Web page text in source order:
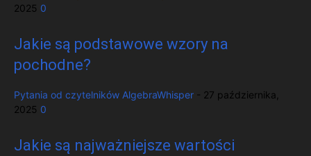
2025 0
Jakie są podstawowe wzory na
pochodne?
Pytania od czytelników AlgebraWhisper
27 października,
2025 0
Jakie są najważniejsze wartości